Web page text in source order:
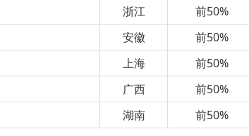
浙江
前50%
安徽
前50%
上海
前50%
广西
前50%
湖南 前50%